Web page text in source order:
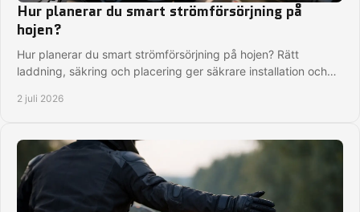
Hur planerar du smart strömförsörjning på
hojen?
Hur planerar du smart strömförsörjning på hojen? Rätt
laddning, säkring och placering ger säkrare installation och
2 juli 2026